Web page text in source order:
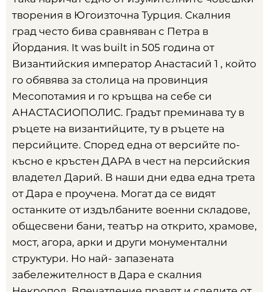
творения в Югоизточна Турция. Скалния
град често бива сравняван с Петра в
Йордания. It was built in 505 година от
Византийския император Анастасий 1 , който
го обявява за столица на провинция
Месопотамия и го кръщва на себе си
АНАСТАСИОПОЛИС. Градът преминава ту в
ръцете на византийците, ту в ръцете на
персийците. Според една от версийте по-
късно е кръстен ДАРА в чест на персийския
владетел Дарий. В наши дни едва една трета
от Дара е проучена. Могат да се видят
останките от издълбаните военни складове,
общесвени бани, театър на открито, храмове,
мост, агора, арки и други монументални
структури. Но най- запазената
забележителност в Дара е скалния